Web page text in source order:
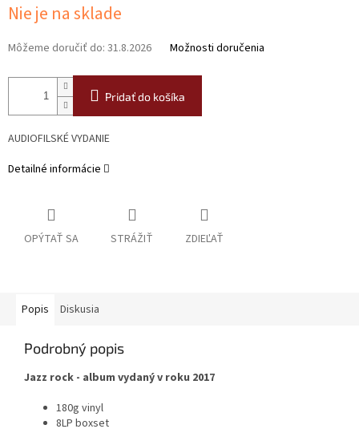
cena:
Nie je na sklade
Môžeme doručiť do: 31.8.2026 Možnosti doručenia
Pridať do košíka
AUDIOFILSKÉ VYDANIE
Detailné informácie
OPÝTAŤ SA STRÁŽIŤ ZDIEĽAŤ
Popis Diskusia
Podrobný popis
Jazz rock - album vydaný v roku 2017
180g vinyl
8LP boxset